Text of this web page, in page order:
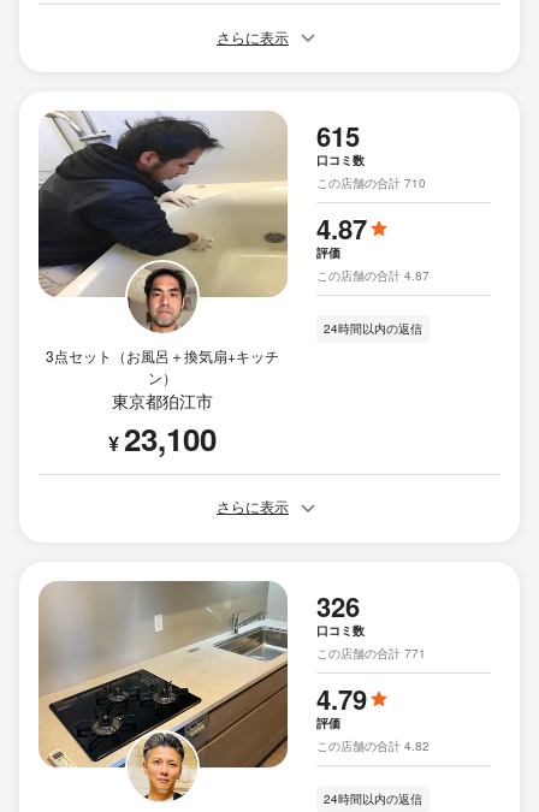
さらに表示
3点セット（お風呂＋換気扇+キッチ
ン）
東京都狛江市
¥23,100
615
口コミ数
この店舗の合計 710
4.87
評価
この店舗の合計 4.87
24時間以内の返信
さらに表示
326
口コミ数
この店舗の合計 771
4.79
評価
この店舗の合計 4.82
24時間以内の返信